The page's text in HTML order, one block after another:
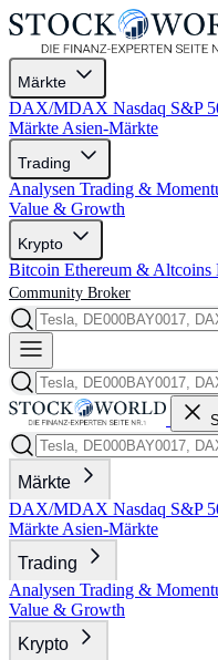
Märkte
DAX/MDAX Nasdaq S&P
Märkte Asien-Märkte
Trading
Analysen Trading &
Value & Growth
Krypto
Bitcoin Ethereum & Altcoins
Community Broker
Märkte
DAX/MDAX Nasdaq S&P
Märkte Asien-Märkte
Trading
Analysen Trading &
Value & Growth
Krypto